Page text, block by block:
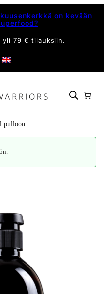
on kevään
yli 79 € tilauksiin.
pulloon